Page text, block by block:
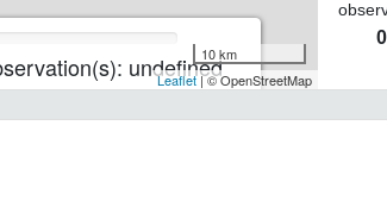
undefined
10 km
Leaflet| © OpenStreetMap
0